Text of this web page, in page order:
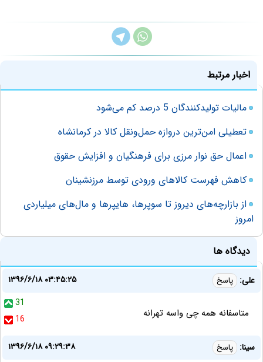
اخبار مرتبط
مالیات تولیدکنندگان 5 درصد کم می‌شود
تعطیلی امن‌ترین دروازه حمل‌ونقل کالا در کرمانشاه
اعمال حق نوار مرزی برای فرهنگیان و افزایش حقوق
کاهش فهرست کالاهای ورودی توسط مرزنشینان
از بازارچه‌های دیروز تا سوپرها، هایپرها و مال‌های میلیاردی
امروز
دیدگاه ها
علی: پاسخ
۱۳۹۶/۶/۱۸ ۰۳:۴۵:۲۵
31
16
متاسفانه همه چی واسه تهرانه
سینا: پاسخ
۱۳۹۶/۶/۱۸ ۰۹:۲۹:۳۸